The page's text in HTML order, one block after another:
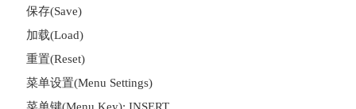
保存(Save)
加载(Load)
重置(Reset)
菜单设置(Menu Settings)